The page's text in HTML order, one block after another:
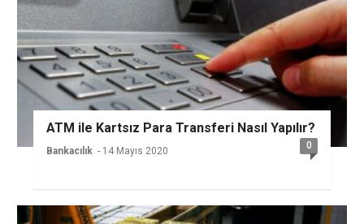
ATM ile Kartsız Para Transferi Nasıl Yapılır?
Bankacılık - 14 Mayıs 2020 0